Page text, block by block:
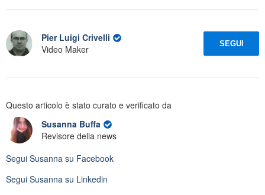
Pier Luigi Crivelli
Video Maker
SEGUI
Questo articolo è stato curato e verificato da
Susanna Buffa
Revisore della news
Segui Susanna su Facebook
Segui Susanna su Linkedin